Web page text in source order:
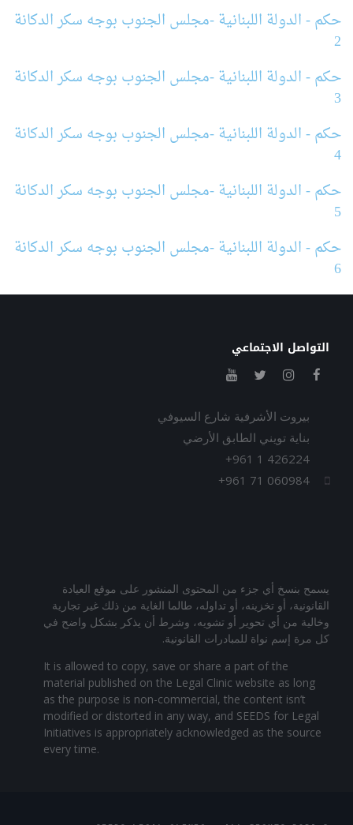
حكم - الدولة اللبنانية -مجلس الجنوب بوجه سكر الدكانة
2
حكم - الدولة اللبنانية -مجلس الجنوب بوجه سكر الدكانة
3
حكم - الدولة اللبنانية -مجلس الجنوب بوجه سكر الدكانة
4
حكم - الدولة اللبنانية -مجلس الجنوب بوجه سكر الدكانة
5
حكم - الدولة اللبنانية -مجلس الجنوب بوجه سكر الدكانة
6
التواصل الاجتماعي
بيروت الأشرفية شارع السيوفي
بناية تويني الطابق الأرضي
+961 1 426224
+961 71 060984
يسمح بنسخ أي جزء من المحتوى المنشور على موقع العيادة
القانونية، أو تخزينه، أو تداوله، طالما الغاية من ذلك غير تجارية
وخالية من أي تحوير أو تشويه، وشرط أن يذكر بشكل واضح في
كل مرة إسم نواة للمبادرات القانونية.
It is allowed to copy, save or share a part of the
material published on the Legal Clinic website as long
as the purpose is non-commercial, the content isn’t
modified or distorted in any way, and SEEDS for Legal
Initiatives is appropriately acknowledged as the source
every time.